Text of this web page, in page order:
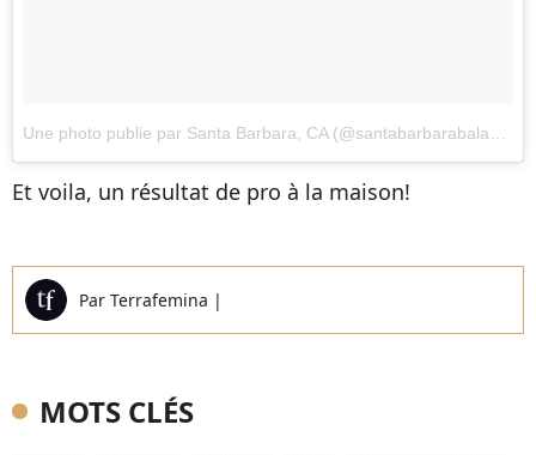
Et voila, un résultat de pro à la maison!
Par Terrafemina |
MOTS CLÉS